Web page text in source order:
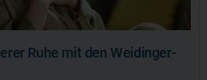
Ruhe mit den Weidinger-